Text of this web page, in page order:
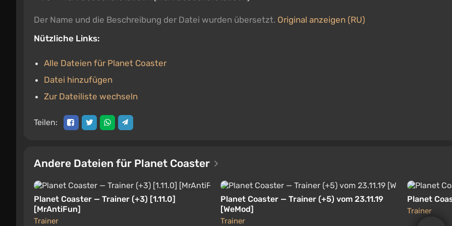
Der Name und die Beschreibung der Datei wurden übersetzt. Original anzeigen (RU)
Nützliche Links:
Alle Dateien für Planet Coaster
Datei hinzufügen
Zur Dateiliste wechseln
Teilen:
Andere Dateien für Planet Coaster
Planet Coaster — Trainer (+3) [1.11.0]
[MrAntiFun]
Trainer
Planet Coaster — Trainer (+5) vom 23.11.19
[WeMod]
Trainer
Planet
Trainer